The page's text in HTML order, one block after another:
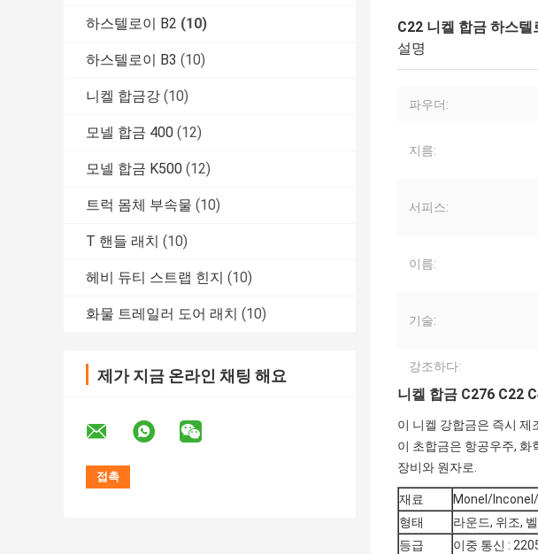
하스텔로이 B2 (10)
하스텔로이 B3 (10)
니켈 합금강 (10)
모넬 합금 400 (12)
모넬 합금 K500 (12)
트럭 몸체 부속물 (10)
T 핸들 래치 (10)
헤비 듀티 스트랩 힌지 (10)
화물 트레일러 도어 래치 (10)
제가 지금 온라인 채팅 해요
C22 니켈 합금 하스
설명
파우더:
지름:
서피스:
이름:
기술:
강조하다:
니켈 합금 C276 C22
이 니켈 강합금은 즉시 제
이 초합금은 항공우주,
장비와 원자로.
재료
Monel/
형태
라운드, 위조,
등급
이중 통신 :